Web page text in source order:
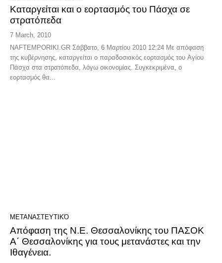
Καταργείται και ο εορτασμός του Πάσχα σε
στρατόπεδα
7 March, 2010
NAFTEMPORIKI.GR Σάββατο, 6 Μαρτίου 2010 12:24 Με απόφαση
της κυβέρνησης, καταργείται ο παραδοσιακός εορτασμός του Αγίου
Πάσχα στα στρατόπεδα, λόγω οικονομίας. Συγκεκριμένα, ο
εορτασμός θα...
ΜΕΤΑΝΑΣΤΕΥΤΙΚΌ
Aπόφαση της Ν.Ε. Θεσσαλονίκης του ΠΑΣΟΚ
Α΄ Θεσσαλονίκης για τους μετανάστες και την
Ιθαγένεια.